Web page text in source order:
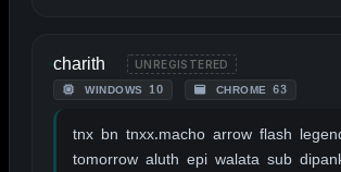
charith UNREGISTERED
WINDOWS 10 CHROME 63
tnx bn tnxx.macho arrow flash
tomorrow aluth epi walata sub